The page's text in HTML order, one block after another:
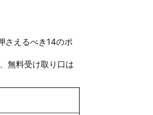
さえるべき14のポ
無料受け取り口は